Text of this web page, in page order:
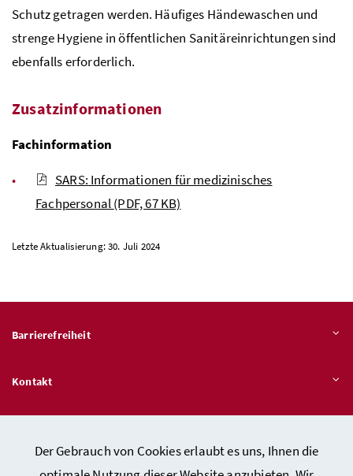
Der Gebrauch von Cookies erlaubt es uns, Ihnen die
Schutz getragen werden. Häufiges Händewaschen und
strenge Hygiene in öffentlichen Sanitäreinrichtungen sind
ebenfalls erforderlich.
Zusatzinformationen
Fachinformation
SARS: Informationen für medizinisches
Fachpersonal(PDF, 67 KB)
Letzte Aktualisierung: 30. Juli 2024
Barrierefreiheit
Kontakt